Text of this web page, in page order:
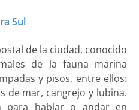
Sul
de la ciudad, conocido
de la fauna marina
y pisos, entre ellos:
de mar, cangrejo y lubina.
para hablar o andar en